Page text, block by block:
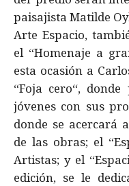
paisajista Matilde
Arte Espacio,
el “Homenaje a
esta ocasión a
“Foja cero“,
jóvenes con sus
donde se acercará
de las obras; el
Artistas; y el
edición, se le